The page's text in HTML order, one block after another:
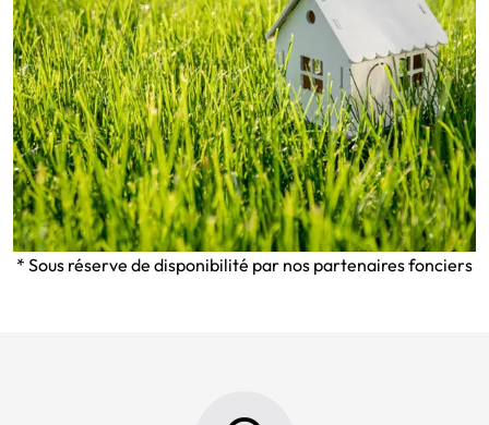
* Sous réserve de disponibilité par nos partenaires fonciers